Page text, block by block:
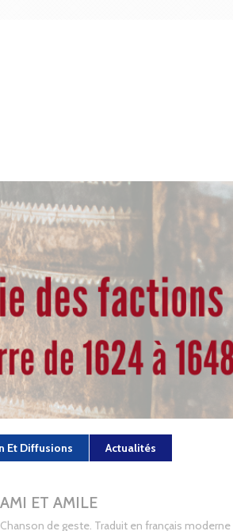
Et Diffusions Actualités
AMI ET AMILE
Chanson de geste. Traduit en français moderne